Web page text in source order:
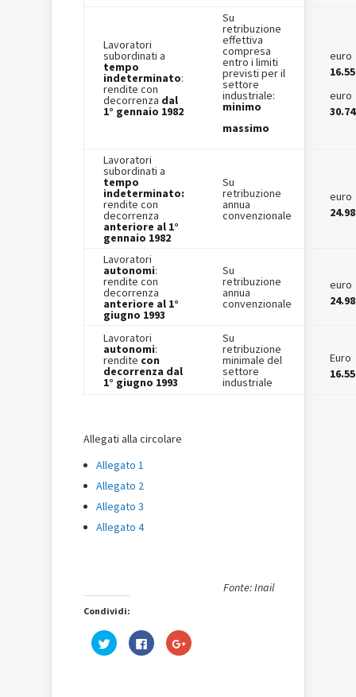
Lavoratori
subordinati a
tempo
indeterminato:
rendite con
decorrenza dal
1° gennaio 1982
Su
retribuzione
effettiva
compresa
entro i limiti
previsti per il
settore
industriale:
minimo
massimo
euro
euro
Lavoratori
subordinati a
tempo
indeterminato:
rendite con
decorrenza
anteriore al 1°
gennaio 1982
Su
retribuzione
annua
convenzionale
euro
Lavoratori
autonomi:
rendite con
decorrenza
anteriore al 1°
giugno 1993
Su
retribuzione
annua
convenzionale
euro
Lavoratori
autonomi:
rendite con
decorrenza dal
1° giugno 1993
Su
retribuzione
minimale del
settore
industriale
Euro
Allegati alla circolare
Allegato 1
Allegato 2
Allegato 3
Allegato 4
Fonte: Inail
Condividi:
Fai
clic
Fai
clic
Fai
clic